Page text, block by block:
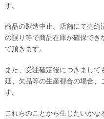
す。
商品の製造中止、店舗にて売約
の誤り等で商品在庫が確保で
て頂きます。
また、受注確定後につきまし
延、欠品等の生産都合の場合、
す。
これらのことから生じたいか